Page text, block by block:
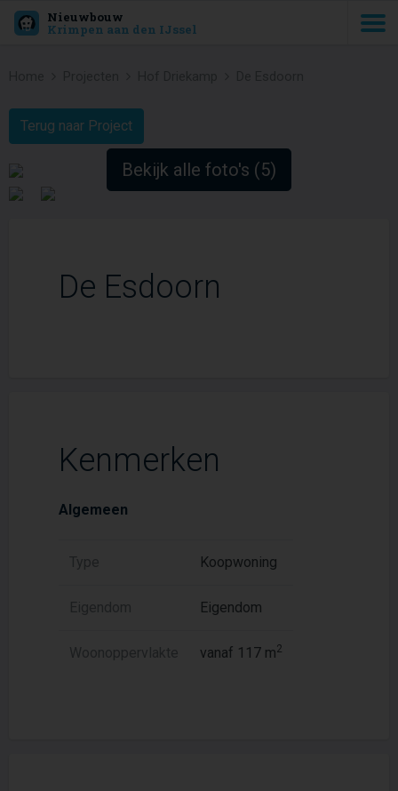
Nieuwbouw
Krimpen aan den IJssel
Terug naar Project
Bekijk alle foto's (5)
De Esdoorn
Kenmerken
Algemeen
Type Koopwoning
Eigendom Eigendom
Woonoppervlakte vanaf 117 m2